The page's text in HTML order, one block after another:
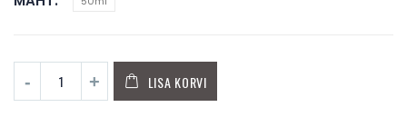
LISA KORVI